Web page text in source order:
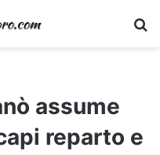
assume
reparto e